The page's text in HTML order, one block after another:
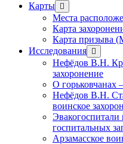
Карты открыть
меню
Места
Карта
Карта призыва
Исследования открыть
меню
Нефёдов В.Н.
захоронение
О горьковчанах
Нефёдов В.Н.
воинское
Эвакогоспитали
госпитальных
Арзамасское